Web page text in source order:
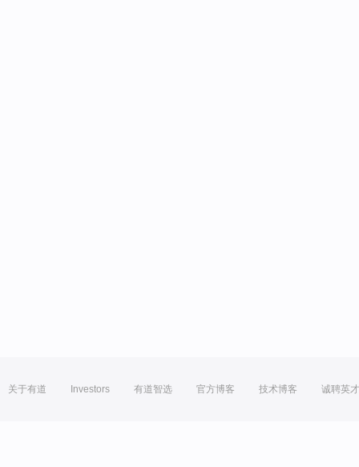
关于有道 Investors 有道智选 官方博客 技术博客 诚聘英才